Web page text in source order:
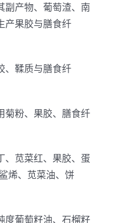
副产物、葡萄渣、南
产果胶与膳食纤
、鞣质与膳食纤
菊粉、果胶、膳食纤
、苋菜红、果胶、蛋
烯、苋菜油、饼
度葡萄籽油、石榴籽